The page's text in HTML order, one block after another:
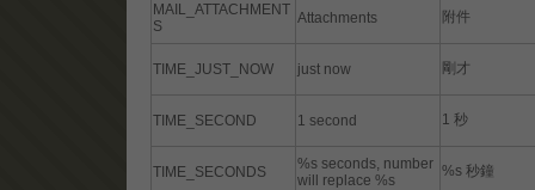
MAIL_ATTACHMENT
S
Attachments 附件
TIME_JUST_NOW just now 剛才
TIME_SECOND 1 second 1 秒
TIME_SECONDS
%s seconds, number
will replace %s
%s 秒鐘